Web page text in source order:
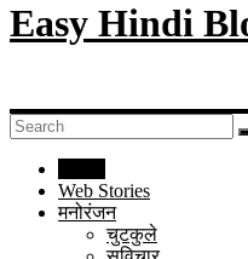
Easy Hindi
Web Stories
मनोरंजन
चुटकुले